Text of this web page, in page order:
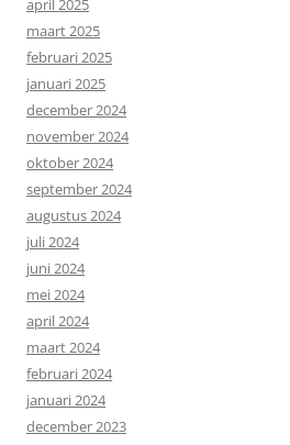
april 2025
maart 2025
februari 2025
januari 2025
december 2024
november 2024
oktober 2024
september 2024
augustus 2024
juli 2024
juni 2024
mei 2024
april 2024
maart 2024
februari 2024
januari 2024
december 2023